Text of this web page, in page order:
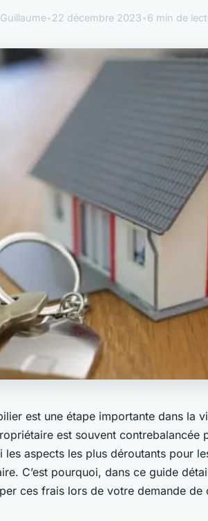
Guillaume•22 décembre 2023•6 min de
est une étape importante dans la
est souvent contrebalancée
les aspects les plus déroutants pour
C’est pourquoi, dans ce guide
ces frais lors de votre demande de